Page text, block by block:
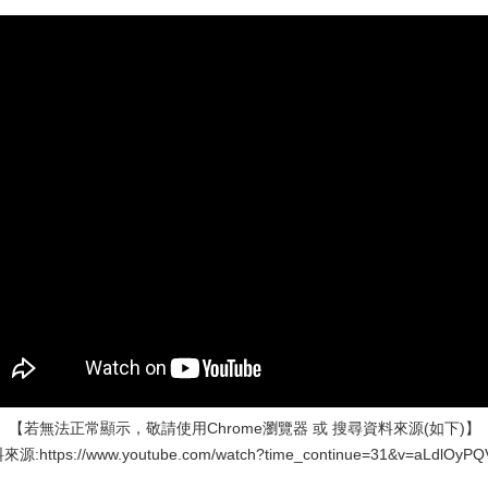
【若無法正常顯示，敬請使用Chrome瀏覽器 或 搜尋資料來源(如下)】
源:https://www.youtube.com/